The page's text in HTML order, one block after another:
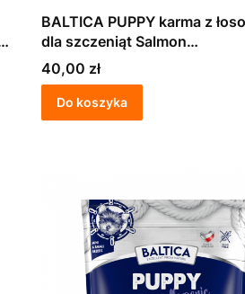
BALTICA PUPPY karma z łososiem
dla szczeniąt Salmon
Hypoallergenic XS/S 1kg
Cena
40,00 zł
Do koszyka